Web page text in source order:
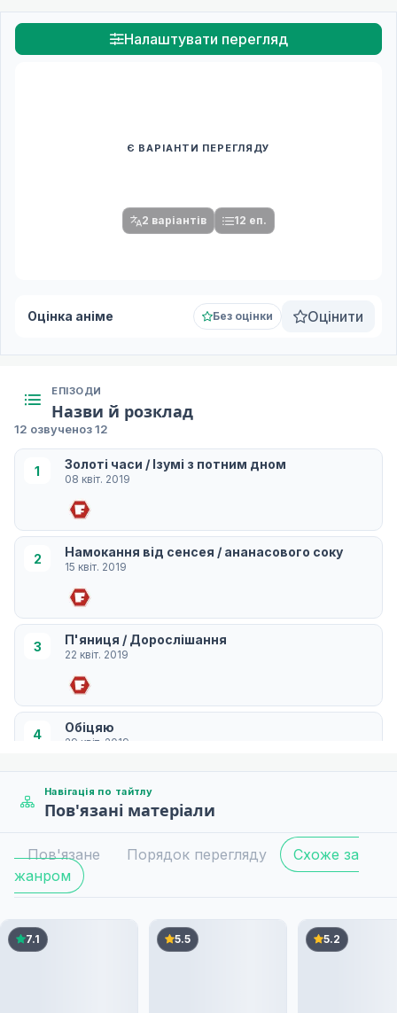
Налаштувати перегляд
Є ВАРІАНТИ ПЕРЕГЛЯДУ
2 варіантів 12 еп.
Оцінка аніме Без оцінки Оцінити
ЕПІЗОДИ
Назви й розклад
12 озвученоз 12
1 Золоті часи / Ізумі з потним дном
08 квіт. 2019
2 Намокання від сенсея / ананасового соку
15 квіт. 2019
3 П'яниця / Дорослішання
22 квіт. 2019
4 Обіцяю
29 квіт. 2019
Свята корова (цицьки) / Близька поїздка на
Навігація по тайтлу
Пов'язані матеріали
Пов'язане Порядок перегляду
Схоже за
жанром
7.1 5.5 5.2